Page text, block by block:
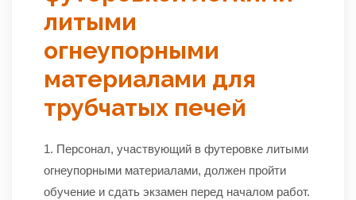
литыми
огнеупорными
материалами для
трубчатых печей
1. Персонал, участвующий в футеровке литыми
огнеупорными материалами, должен пройти
обучение и сдать экзамен перед началом работ.